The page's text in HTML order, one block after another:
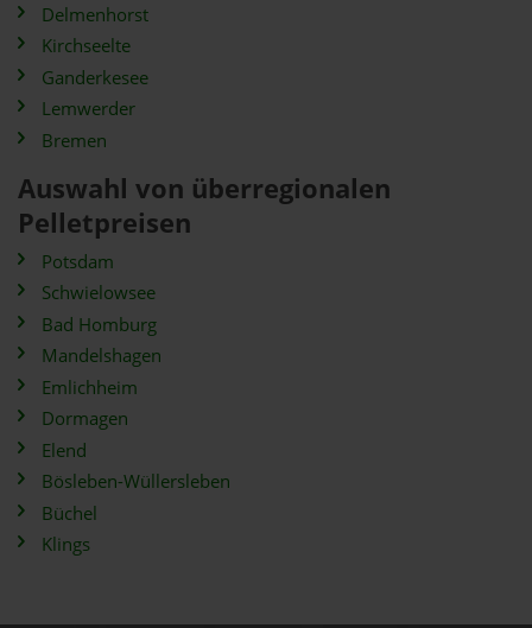
Delmenhorst
Kirchseelte
Ganderkesee
Lemwerder
Bremen
Auswahl von überregionalen
Pelletpreisen
Potsdam
Schwielowsee
Bad Homburg
Mandelshagen
Emlichheim
Dormagen
Elend
Bösleben-Wüllersleben
Büchel
Klings